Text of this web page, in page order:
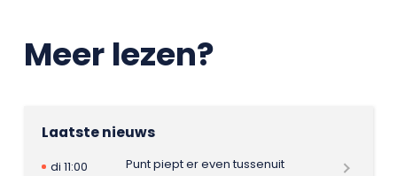
Meer lezen?
Laatste nieuws
di 11:00
Punt piept er even tussenuit